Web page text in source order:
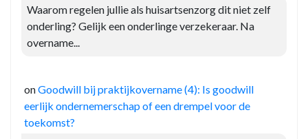
Waarom regelen jullie als huisartsenzorg dit niet zelf
onderling? Gelijk een onderlinge verzekeraar. Na
overname...
onGoodwill bij praktijkovername (4): Is goodwill
eerlijk ondernemerschap of een drempel voor de
toekomst?